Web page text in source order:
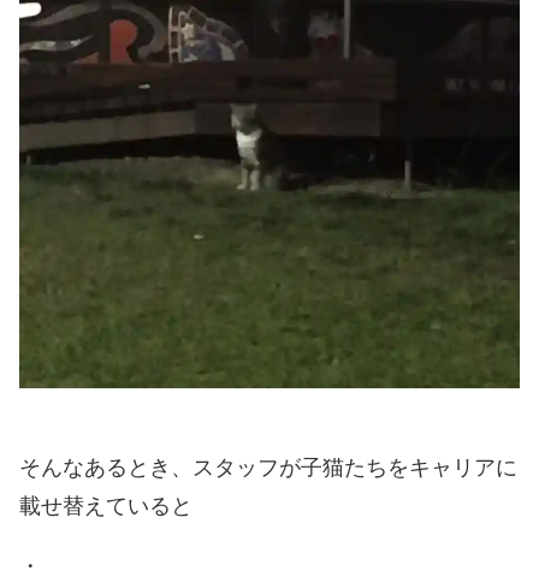
そんなあるとき、スタッフが子猫たちをキャリアに
載せ替えていると
・